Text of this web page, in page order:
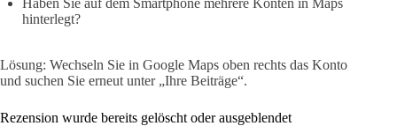
hinterlegt?
Lösung: Wechseln Sie in Google Maps oben rechts das Konto
und suchen Sie erneut unter „Ihre Beiträge“.
Rezension wurde bereits gelöscht oder ausgeblendet